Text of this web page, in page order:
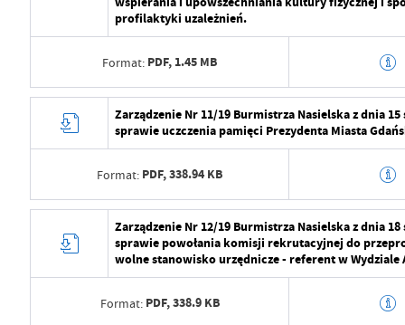
Opublikował
2024-07-29
Ostatnio zaktualizował Radosław
profilaktyki uzależnień.
Format: PDF, 1.45 MB
Radosław
Data opublikowania 2024-07-29
Opublikował Radosław
Data ostatniej aktualizacji 2024-07-29
Ostatnio zaktualizował Radosław
Zarządzenie Nr 11/19 Burmistrza Nasielska z dnia
sprawie uczczenia pamięci Prezydenta Miasta
Format: PDF,338.94 KB
Wytworzył Radosław
Zarządzenie Nr 12/19 Burmistrza Nasielska z dnia
sprawie powołania komisji rekrutacyjnej do
wolne stanowisko urzędnicze - referent w
Format: PDF,338.9 KB